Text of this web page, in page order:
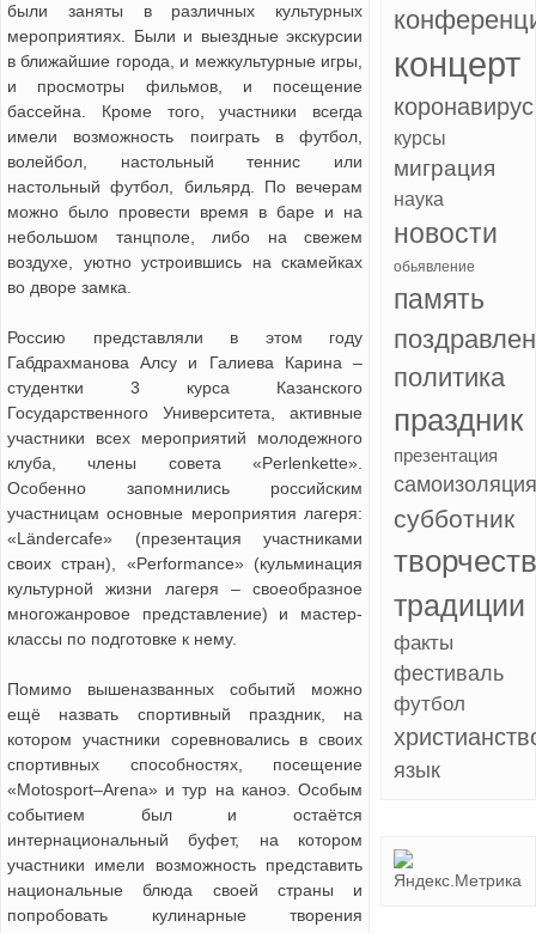
были заняты в различных культурных
мероприятиях. Были и выездные экскурсии
в ближайшие города, и межкультурные игры,
и просмотры фильмов, и посещение
бассейна. Кроме того, участники всегда
имели возможность поиграть в футбол,
волейбол, настольный теннис или
настольный футбол, бильярд. По вечерам
можно было провести время в баре и на
небольшом танцполе, либо на свежем
воздухе, уютно устроившись на скамейках
во дворе замка.
Россию представляли в этом году
Габдрахманова Алсу и Галиева Карина –
студентки 3 курса Казанского
Государственного Университета, активные
участники всех мероприятий молодежного
клуба, члены совета «Perlenkette».
Особенно запомнились российским
участницам основные мероприятия лагеря:
«Ländercafe» (презентация участниками
своих стран), «Performance» (кульминация
культурной жизни лагеря – своеобразное
многожанровое представление) и мастер-
классы по подготовке к нему.
Помимо вышеназванных событий можно
ещё назвать спортивный праздник, на
котором участники соревновались в своих
спортивных способностях, посещение
«Motosport–Arena» и тур на каноэ. Особым
событием был и остаётся
интернациональный буфет, на котором
участники имели возможность представить
национальные блюда своей страны и
попробовать кулинарные творения
концерт
коронавирус
курсы
миграция
наука
новости
обьявление
память
политика
праздник
презентация
субботник
традиции
факты
фестиваль
футбол
язык